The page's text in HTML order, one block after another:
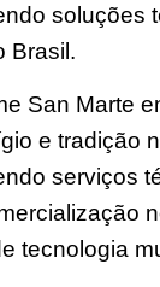
soluções
Brasil.
San Marte
e tradição
serviços
tecnologia